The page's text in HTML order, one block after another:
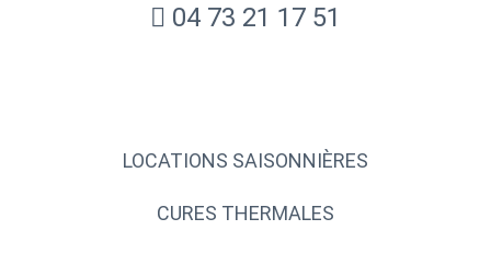
04 73 21 17 51
LOCATIONS SAISONNIÈRES
CURES THERMALES